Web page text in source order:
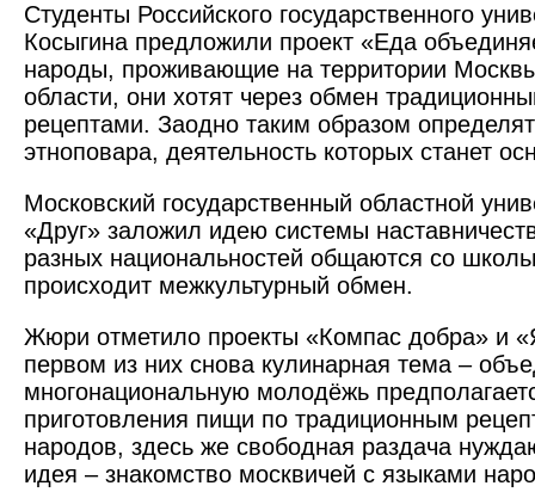
Студенты Российского государственного
Косыгина предложили проект «Еда
народы, проживающие на территории
области, они хотят через обмен
рецептами. Заодно таким образом
этноповара, деятельность которых станет
Московский государственный областной
«Друг» заложил идею системы
разных национальностей общаются со
происходит межкультурный обмен.
Жюри отметило проекты «Компас добра» и
первом из них снова кулинарная тема –
многонациональную молодёжь
приготовления пищи по традиционным
народов, здесь же свободная раздача
идея – знакомство москвичей с языками